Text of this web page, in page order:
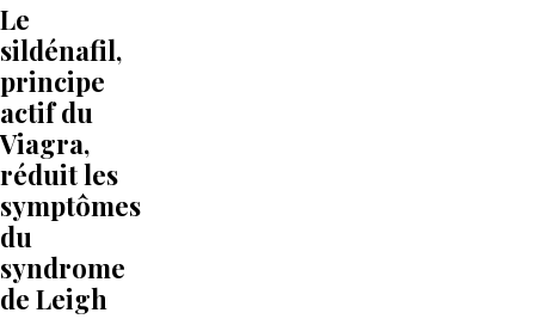
Le
sildénafil,
principe
actif du
Viagra,
réduit les
symptômes
du
syndrome
de Leigh